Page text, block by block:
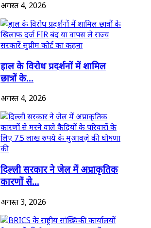
अगस्त 4, 2026
हाल के विरोध प्रदर्शनों में शामिल
छात्रों के...
अगस्त 4, 2026
दिल्ली सरकार ने जेल में अप्राकृतिक
कारणों से...
अगस्त 3, 2026